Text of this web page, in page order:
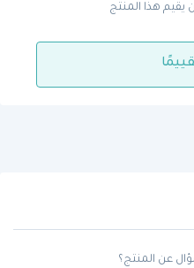
يقيم هذا المنتج
عن المنتج؟